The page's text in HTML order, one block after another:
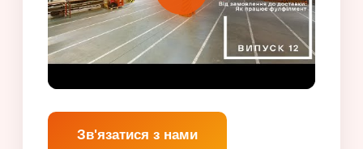
Зв'язатися з нами